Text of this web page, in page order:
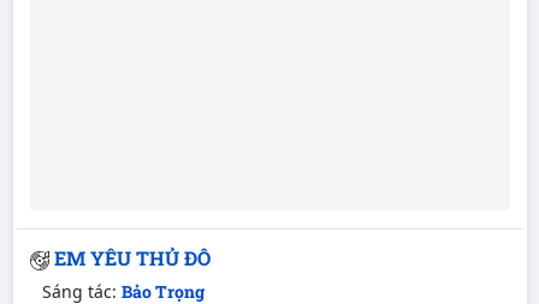
EM YÊU THỦ ĐÔ
Sáng tác: Bảo Trọng